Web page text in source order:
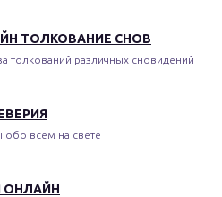
ТОЛКОВАНИЕ СНОВ
толкований различных сновидений
всем на свете
ОНЛАЙН